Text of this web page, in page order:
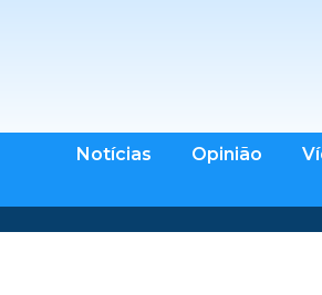
Notícias Opinião